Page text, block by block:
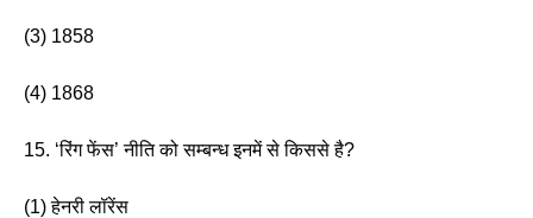
(3) 1858
(4) 1868
15. ‘रिंग फेंस’ नीति को सम्बन्ध इनमें से किससे है?
(1) हेनरी लॉरेंस